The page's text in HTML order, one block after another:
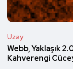
Uzay
Webb, Yaklaşık
Kahverengi